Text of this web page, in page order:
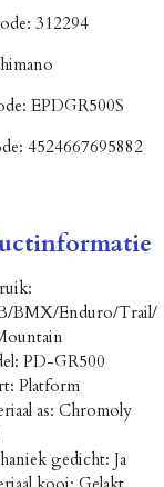
312294
EPDGR500S
4524667695882
BMX/Enduro/Trail/
PD-GR500
Platform
as: Chromoly
gedicht: Ja